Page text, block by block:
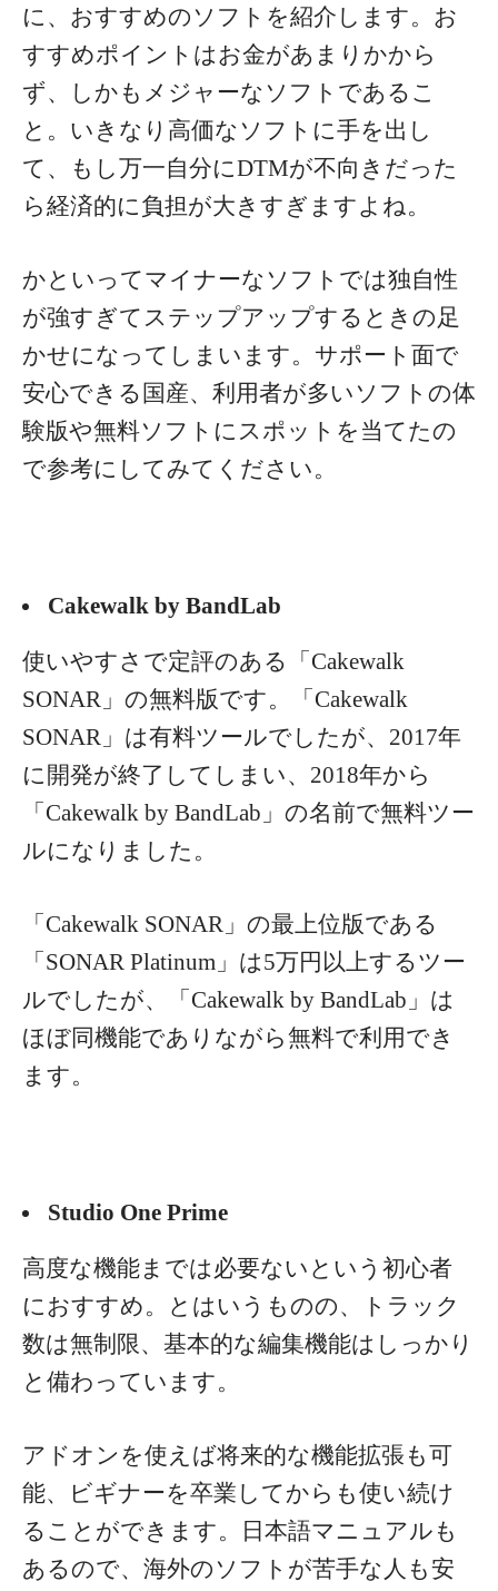
に、おすすめのソフトを紹介します。 お
すすめポイントはお金があまりかから
ず、しかもメジャーなソフトであるこ
と。いきなり高価なソフトに手を出し
て、もし万一自分にDTMが不向きだった
ら経済的に負担が大きすぎますよね。
かといってマイナーなソフトでは独自性
が強すぎてステップアップするときの足
かせになってしまいます。 サポート面で
安心できる国産、利用者が多いソフトの体
験版や無料ソフトにスポットを当てたの
で参考にしてみてください。
Cakewalk by BandLab
使いやすさで定評のある「Cakewalk
SONAR」の無料版です。「Cakewalk
SONAR」は有料ツールでしたが、2017年
に開発が終了してしまい、2018年から
「Cakewalk by BandLab」の名前で無料ツー
ルになりました。
「Cakewalk SONAR」の最上位版である
「SONAR Platinum」は5万円以上するツー
ルでしたが、「Cakewalk by BandLab」は
ほぼ同機能でありながら無料で利用でき
ます。
Studio One Prime
高度な機能までは必要ないという初心者
におすすめ。とはいうものの、トラック
数は無制限、基本的な編集機能はしっかり
と備わっています。
アドオンを使えば将来的な機能拡張も可
能、ビギナーを卒業してからも使い続け
ることができます。日本語マニュアルも
あるので、海外のソフトが苦手な人も安